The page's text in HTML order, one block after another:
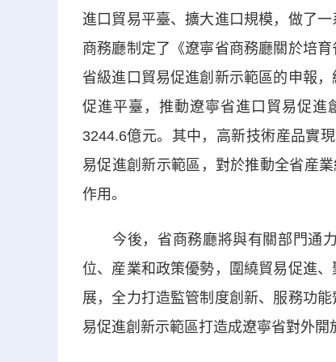
進口貿易平臺、擴大進口規模，做了
商務廳制定了《遼寧省商務廳關於培
省級進口貿易促進創新示範區的申報
促進平臺，推動遼寧省進口貿易促進
3244.6億元。其中，高新技術産品實
易促進創新示範區，對於推動全省産
作用。
今後，省商務廳將與有關部門通力
位、産業和政策優勢，圍繞貿易促進
展，全力打造監管制度創新、服務功
易促進創新示範區打造成遼寧省對外開